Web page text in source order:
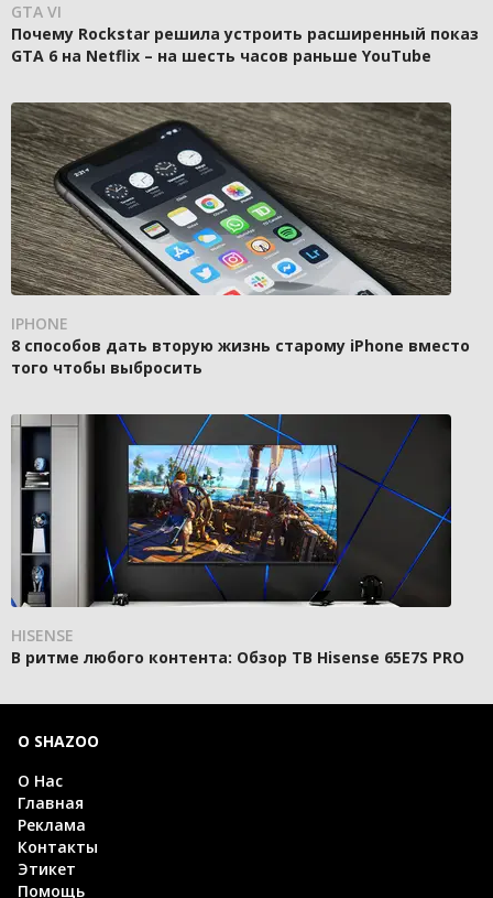
GTA VI
Почему Rockstar решила устроить расширенный показ
GTA 6 на Netflix – на шесть часов раньше YouTube
IPHONE
8 способов дать вторую жизнь старому iPhone вместо
того чтобы выбросить
HISENSE
В ритме любого контента: Обзор ТВ Hisense 65E7S PRO
О SHAZOO
О Нас
Главная
Реклама
Контакты
Этикет
Помощь